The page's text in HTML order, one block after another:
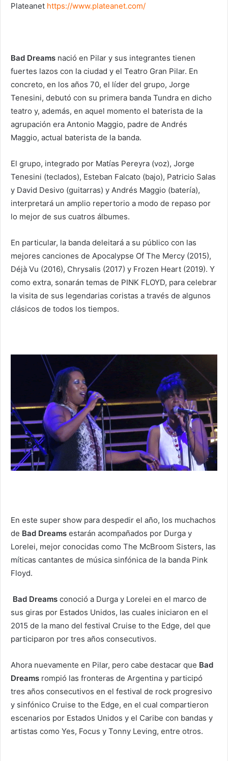
Plateanet https://www.plateanet.com/
Bad Dreams nació en Pilar y sus integrantes tienen
fuertes lazos con la ciudad y el Teatro Gran Pilar. En
concreto, en los años 70, el líder del grupo, Jorge
Tenesini, debutó con su primera banda Tundra en dicho
teatro y, además, en aquel momento el baterista de la
agrupación era Antonio Maggio, padre de Andrés
Maggio, actual baterista de la banda.
El grupo, integrado por Matías Pereyra (voz), Jorge
Tenesini (teclados), Esteban Falcato (bajo), Patricio Salas
y David Desivo (guitarras) y Andrés Maggio (batería),
interpretará un amplio repertorio a modo de repaso por
lo mejor de sus cuatros álbumes.
En particular, la banda deleitará a su público con las
mejores canciones de Apocalypse Of The Mercy (2015),
Déjà Vu (2016), Chrysalis (2017) y Frozen Heart (2019). Y
como extra, sonarán temas de PINK FLOYD, para celebrar
la visita de sus legendarias coristas a través de algunos
clásicos de todos los tiempos.
En este super show para despedir el año, los muchachos
de Bad Dreams estarán acompañados por Durga y
Lorelei, mejor conocidas como The McBroom Sisters, las
míticas cantantes de música sinfónica de la banda Pink
Floyd.
Bad Dreams conoció a Durga y Lorelei en el marco de
sus giras por Estados Unidos, las cuales iniciaron en el
2015 de la mano del festival Cruise to the Edge, del que
participaron por tres años consecutivos.
Ahora nuevamente en Pilar, pero cabe destacar que Bad
Dreams rompió las fronteras de Argentina y participó
tres años consecutivos en el festival de rock progresivo
y sinfónico Cruise to the Edge, en el cual compartieron
escenarios por Estados Unidos y el Caribe con bandas y
artistas como Yes, Focus y Tonny Leving, entre otros.